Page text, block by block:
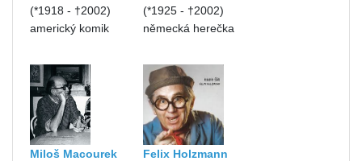
(*1918 - †2002)
americký komik
(*1925 - †2002)
německá herečka
Miloš Macourek
Felix Holzmann